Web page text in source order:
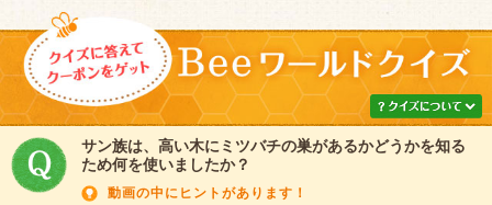
サン族は、高い木にミツバチの巣があるかどうかを知る
ため何を使いましたか？
動画の中にヒントがあります！